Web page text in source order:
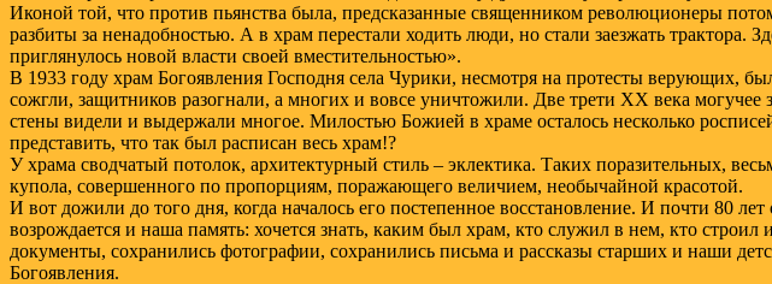
Иконой той, что против пьянства была, предсказанные священником революционеры
разбиты за ненадобностью. А в храм перестали ходить люди, но стали заезжать
приглянулось новой власти своей вместительностью».
В 1933 году храм Богоявления Господня села Чурики, несмотря на протесты верующих,
сожгли, защитников разогнали, а многих и вовсе уничтожили. Две трети ХХ века
стены видели и выдержали многое. Милостью Божией в храме осталось несколько
представить, что так был расписан весь храм!?
У храма сводчатый потолок, архитектурный стиль – эклектика. Таких поразительных,
купола, совершенного по пропорциям, поражающего величием, необычайной красотой.
И вот дожили до того дня, когда началось его постепенное восстановление. И почти 80
возрождается и наша память: хочется знать, каким был храм, кто служил в нем, кто
документы, сохранились фотографии, сохранились письма и рассказы старших и наши
Богоявления.